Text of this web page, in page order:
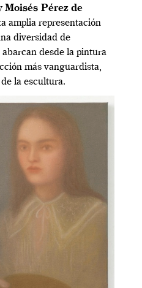
Moisés Pérez de
amplia representación
diversidad de
desde la pintura
más vanguardista,
la escultura.